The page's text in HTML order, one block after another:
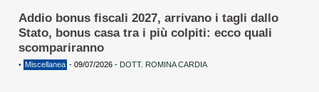
Addio bonus fiscali 2027, arrivano i tagli dallo
Stato, bonus casa tra i più colpiti: ecco quali
scompariranno
• Miscellanea - 09/07/2026 - DOTT. ROMINA CARDIA